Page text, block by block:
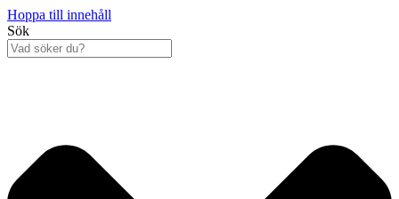
Hoppa till innehåll
Sök